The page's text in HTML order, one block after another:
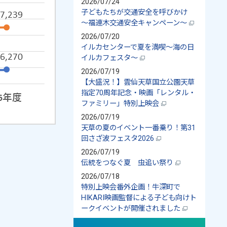
2026/07/24
子どもたちが交通安全を呼びかけ
～福連木交通安全キャンペーン～
2026/07/20
イルカセンターで夏を満喫～海の日
イルカフェスタ～
2026/07/19
【大盛況！】雲仙天草国立公園天草
指定70周年記念・映画「レンタル・
ファミリー」特別上映会
2026/07/19
天草の夏のイベント一番乗り！第31
回さざ波フェスタ2026
2026/07/19
伝統をつなぐ夏 虫追い祭り
2026/07/18
特別上映会番外企画！牛深町で
HIKARI映画監督による子ども向けト
ークイベントが開催されました